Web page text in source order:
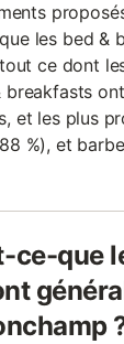
les bed &
ce dont
breakfasts
et les plus
%), et
ce-que